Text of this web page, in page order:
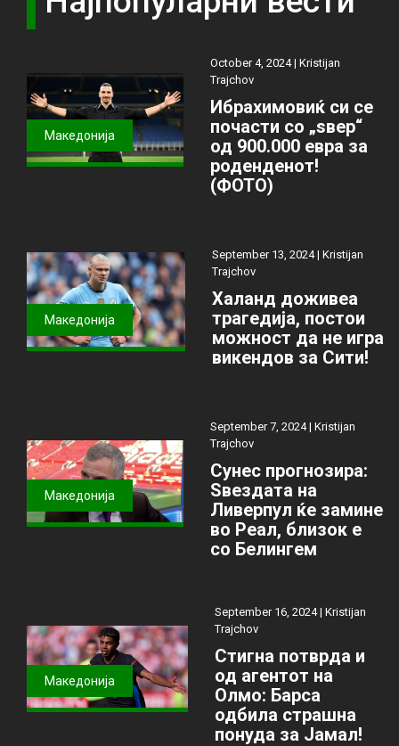
Македонија
October 4, 2024 | Kristijan
Trajchov
Ибрахимовиќ си се
почасти со „ѕвер“
од 900.000 евра за
роденденот!
(ФОТО)
Македонија
September 13, 2024 | Kristijan
Trajchov
Халанд доживеа
трагедија, постои
можност да не игра
викендов за Сити!
Македонија
September 7, 2024 |Kristijan
Trajchov
Сунес прогнозира:
Ѕвездата на
Ливерпул ќе замине
во Реал, близок е
со Белингем
Македонија
September 16, 2024 | Kristijan
Trajchov
Стигна потврда и
од агентот на
Олмо: Барса
одбила страшна
понуда за Јамал!